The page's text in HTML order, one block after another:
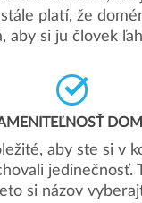
stále platí, že
aby si ju človek
aby ste si v
jedinečnosť.
si názov